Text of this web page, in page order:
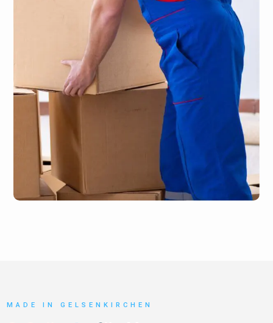
MADE IN GELSENKIRCHEN